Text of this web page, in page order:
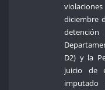
diciembre
D2) y la
juicio de